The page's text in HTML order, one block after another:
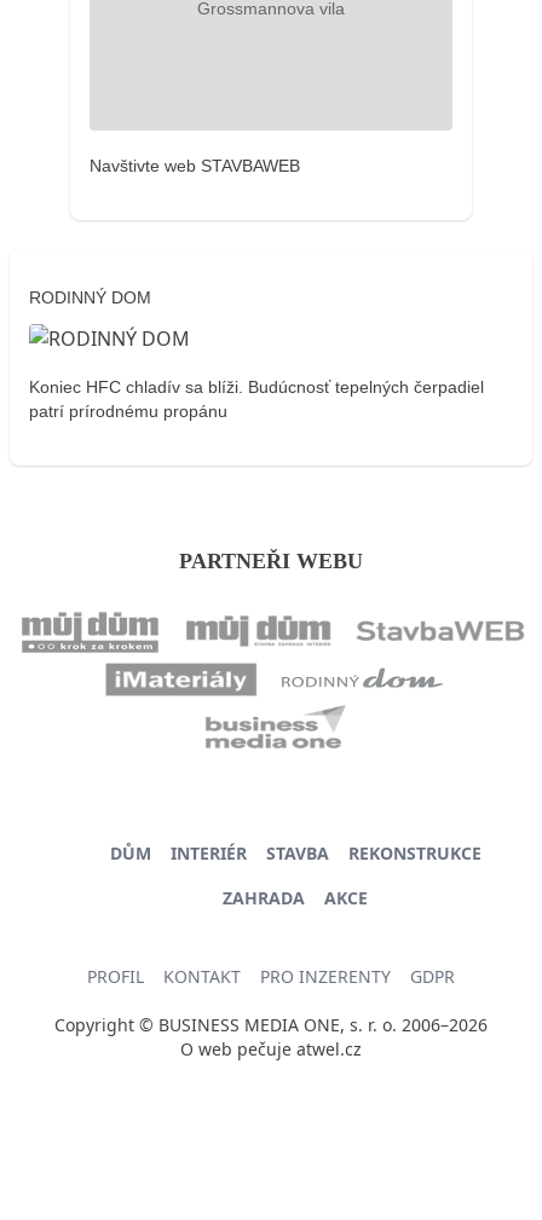
Navštivte web STAVBAWEB
RODINNÝ DOM
Koniec HFC chladív sa blíži. Budúcnosť tepelných čerpadiel
patrí prírodnému propánu
PARTNEŘI WEBU
DŮM INTERIÉR STAVBA
REKONSTRUKCE
ZAHRADA
AKCE
PROFIL KONTAKT PRO INZERENTY GDPR
Copyright © BUSINESS MEDIA ONE, s. r. o. 2006–2026